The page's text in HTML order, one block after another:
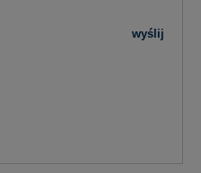
wyślij